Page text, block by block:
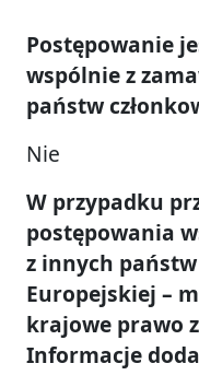
Postępowanie
wspólnie z
państw
Nie
W przypadku
postępowania
z innych
Europejskiej –
krajowe prawo
Informacje